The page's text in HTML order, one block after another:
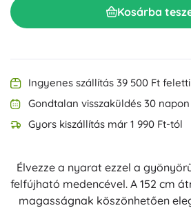
Kosárba
Ingyenes szállítás 39 500 Ft
Gondtalan visszaküldés 30
Gyors kiszállítás már 1 990 Ft-tól
Élvezze a nyarat ezzel a
felfújható medencével. A 152 cm
magasságnak köszönhetően